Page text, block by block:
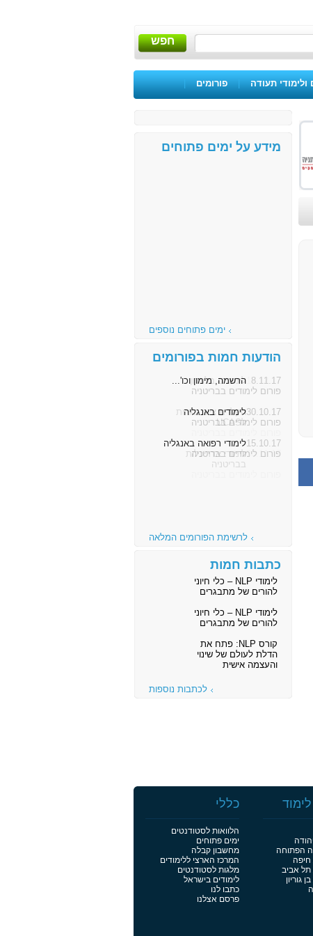
חפש
ולימודי תעודה | פורומים |
מידע על ימים פתוחים
ימים פתוחים נוספים
הודעות חמות בפורומים
8.11.17 הרשמה, מימון וכו'...
פורום לימודים בבריטניה
30.10.17לימודים באנגליה
פורום לימודים בבריטניה
15.10.17לימודי רפואה באנגליה
פורום לימודים בבריטניה
לרשימת הפורומים המלאה
כתבות חמות
לימודי NLP – כלי חיוני
להורים של מתבגרים
לימודי NLP – כלי חיוני
להורים של מתבגרים
קורס NLP: פתח את
הדלת לעולם של שינוי
והעצמה אישית
לכתבות נוספות
הפתוחה
חיפה
תל אביב
גוריון
כללי
הלוואות לסטודנטים
ימים פתוחים
מחשבון קבלה
המרכז הארצי ללימודים
מלגות לסטודנטים
לימודים בישראל
כתבו לנו
פרסם אצלנו